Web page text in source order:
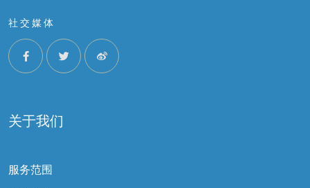
社交媒体
关于我们
服务范围